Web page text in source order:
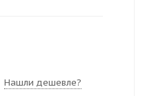
Нашли дешевле?